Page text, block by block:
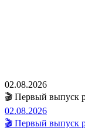
02.08.2026
🎬 Первый выпуск
02.08.2026
🎬 Первый выпуск